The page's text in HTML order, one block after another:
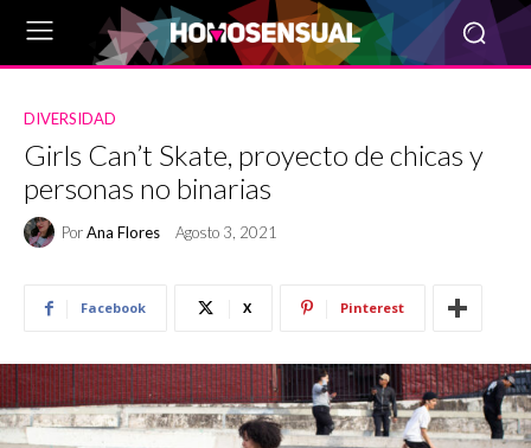
DIVERSIDAD
Girls Can’t Skate, proyecto de chicas y
personas no binarias
PorAna Flores Agosto 3, 2021
Facebook X Pinterest